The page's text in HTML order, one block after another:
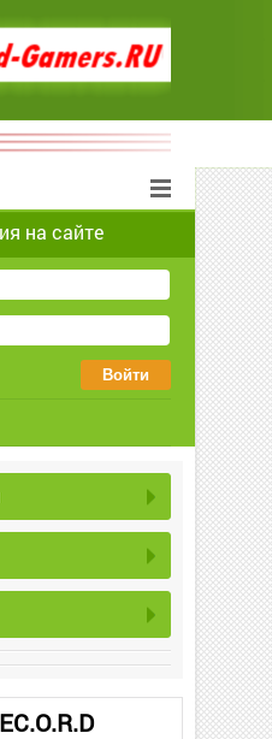
на сайте